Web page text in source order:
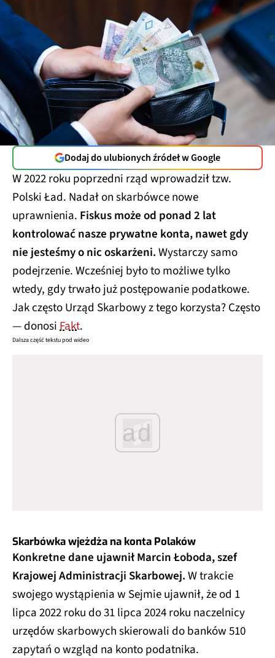
Dodaj do ulubionych źródeł w Google
W 2022 roku poprzedni rząd wprowadził tzw.
Polski Ład. Nadał on skarbówce nowe
uprawnienia. Fiskus może od ponad 2 lat
kontrolować nasze prywatne konta, nawet gdy
nie jesteśmy o nic oskarżeni.Wystarczy samo
podejrzenie. Wcześniej było to możliwe tylko
wtedy, gdy trwało już postępowanie podatkowe.
Jak często Urząd Skarbowy z tego korzysta? Często
— donosiFakt.
Dalsza część tekstu pod wideo
ad
Skarbówka wjeżdża na konta Polaków
Konkretne dane ujawnił Marcin Łoboda, szef
Krajowej Administracji Skarbowej.W trakcie
swojego wystąpienia w Sejmie ujawnił, że od 1
lipca 2022 roku do 31 lipca 2024 roku naczelnicy
urzędów skarbowych skierowali do banków 510
zapytań o wzgląd na konto podatnika.